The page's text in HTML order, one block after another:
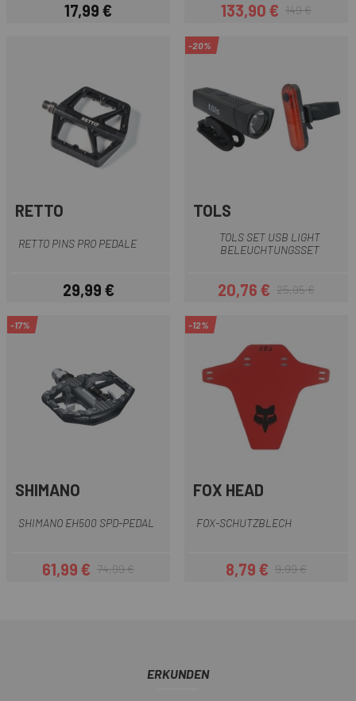
Preis
17,99 € Preis
133,90 €Regulärer Preis
149 €
RETTO
RETTO PINS PRO PEDALE
Preis
29,99 €
-20%
TOLS
TOLS SET USB LIGHT
BELEUCHTUNGSSET
Preis
20,76 €Regulärer Preis
25,95 €
-17%
SHIMANO
SHIMANO EH500 SPD-PEDAL
Preis
61,99 €Regulärer Preis
74,99 €
-12%
FOX HEAD
FOX-SCHUTZBLECH
Preis
8,79 €Regulärer Preis
9,99 €
ERKUNDEN